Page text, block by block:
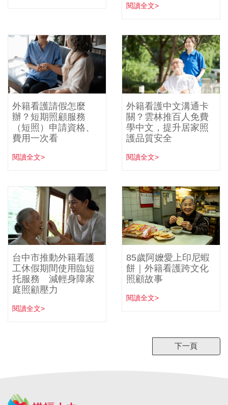
閱讀全文>
外籍看護請假怎麼
辦？短期照顧服務
（短照）申請資格、
費用一次看
閱讀全文>
外籍看護中文溝通卡
關？雲林推百人免費
學中文，提升居家照
護品質安全
閱讀全文>
台中市推動外籍看護
工休假期間使用臨短
托服務 減輕身障家
庭照顧壓力
閱讀全文>
85歲阿嬤愛上印尼蝦
餅｜外籍看護跨文化
照顧故事
閱讀全文>
下一頁